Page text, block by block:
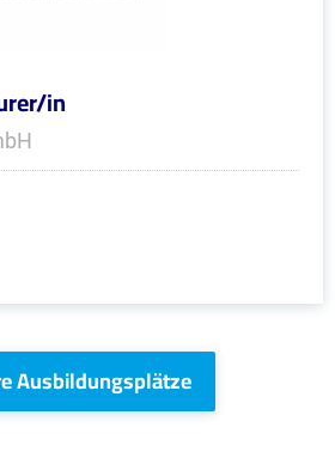
in
Ausbildungsplätze